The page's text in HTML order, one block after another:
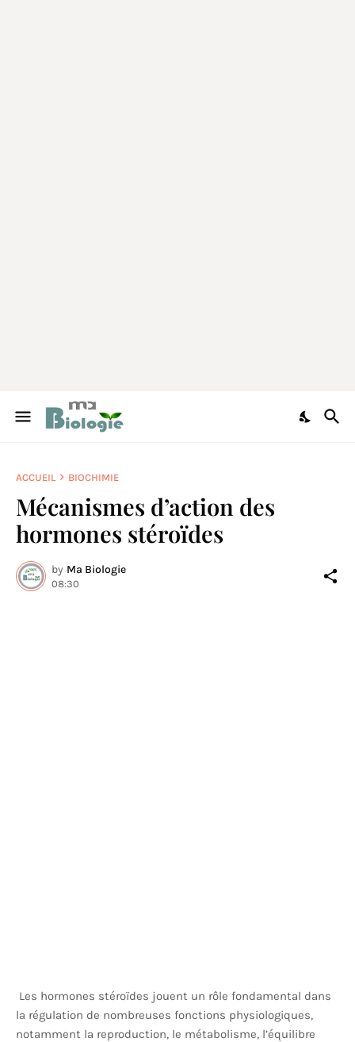
ACCUEIL BIOCHIMIE
Mécanismes d’action des
hormones stéroïdes
by Ma Biologie
08:30
Les hormones stéroïdes jouent un rôle fondamental dans
la régulation de nombreuses fonctions physiologiques,
notamment la reproduction, le métabolisme, l’équilibre